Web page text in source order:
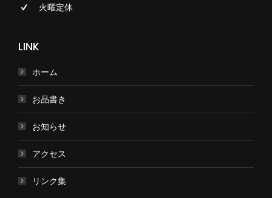
火曜定休
LINK
ホーム
お品書き
お知らせ
アクセス
リンク集